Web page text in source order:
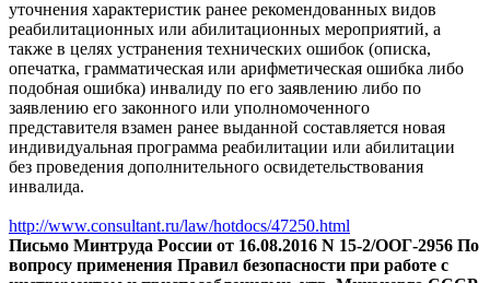
уточнения характеристик ранее рекомендованных видов
реабилитационных или абилитационных мероприятий, а
также в целях устранения технических ошибок (описка,
опечатка, грамматическая или арифметическая ошибка либо
подобная ошибка) инвалиду по его заявлению либо по
заявлению его законного или уполномоченного
представителя взамен ранее выданной составляется новая
индивидуальная программа реабилитации или абилитации
без проведения дополнительного освидетельствования
инвалида.
http://www.consultant.ru/law/hotdocs/47250.html
Письмо Минтруда России от 16.08.2016 N 15-2/ООГ-2956 По
вопросу применения Правил безопасности при работе с